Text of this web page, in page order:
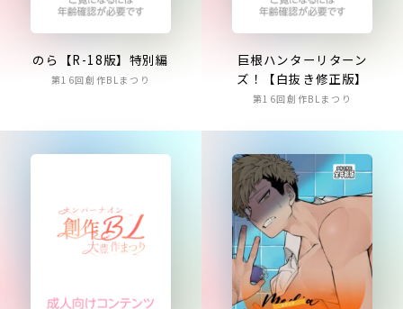
のら【R-18版】特別編
第16回創作BLまつり
巨根ハンターリターン
ズ！【白抜き修正版】
第16回創作BLまつり